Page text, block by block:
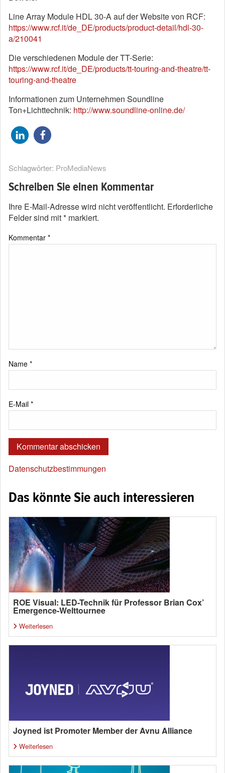
Line Array Module HDL 30-A auf der Website von RCF:
https://www.rcf.it/de_DE/products/product-detail/hdl-30-
a/210041
Die verschiedenen Module der TT-Serie:
https://www.rcf.it/de_DE/products/tt-touring-and-theatre/tt-
touring-and-theatre
Informationen zum Unternehmen Soundline
Ton+Lichttechnik: http://www.soundline-online.de/
Schlagwörter: ProMediaNews
Schreiben Sie einen Kommentar
Ihre E-Mail-Adresse wird nicht veröffentlicht. Erforderliche
Felder sind mit* markiert.
Kommentar *
Name *
E-Mail *
Datenschutzbestimmungen
Das könnte Sie auch interessieren
ROE Visual: LED-Technik für Professor Brian Cox’
Emergence-Welttournee
Weiterlesen
Joyned ist Promoter Member der Avnu Alliance
Weiterlesen